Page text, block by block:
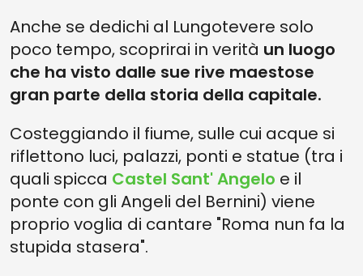
Anche se dedichi al Lungotevere solo
poco tempo, scoprirai in verità un luogo
che ha visto dalle sue rive maestose
gran parte della storia della capitale.
Costeggiando il fiume, sulle cui acque si
riflettono luci, palazzi, ponti e statue (tra i
quali spicca Castel Sant' Angelo e il
ponte con gli Angeli del Bernini) viene
proprio voglia di cantare "Roma nun fa la
stupida stasera".